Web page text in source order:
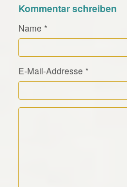
Kommentar schreiben
Name *
E-Mail-Addresse *
Kommentar Text